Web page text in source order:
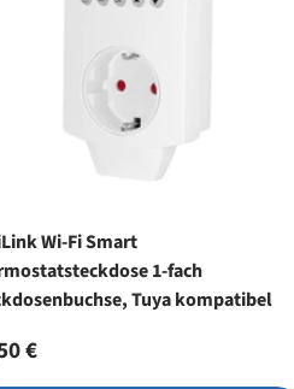
Wi-Fi Smart
1-fach
Tuya kompatibel
Preis
€